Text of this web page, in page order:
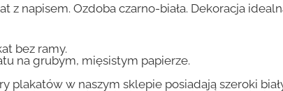
z napisem. Ozdoba czarno-biała. Dekoracja
bez ramy.
na grubym, mięsistym papierze.
plakatów w naszym sklepie posiadają szeroki